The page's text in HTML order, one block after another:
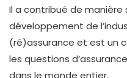
Il a contribué de manière
développement de
(ré)assurance et est un
les questions